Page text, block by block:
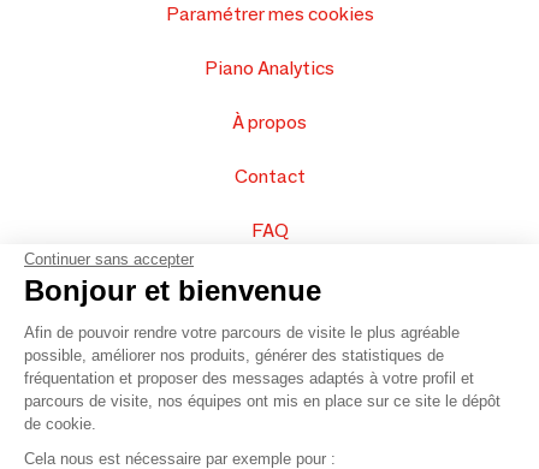
Paramétrer mes cookies
Piano Analytics
À propos
Contact
FAQ
Vendez vos produits
Plan du site
© 2016 –Organisation SAFI
Continuer sans accepter
Bonjour et bienvenue
Afin de pouvoir rendre votre parcours de visite le plus agréable
possible, améliorer nos produits, générer des statistiques de
fréquentation et proposer des messages adaptés à votre profil et
parcours de visite, nos équipes ont mis en place sur ce site le dépôt
de cookie.
Cela nous est nécessaire par exemple pour :